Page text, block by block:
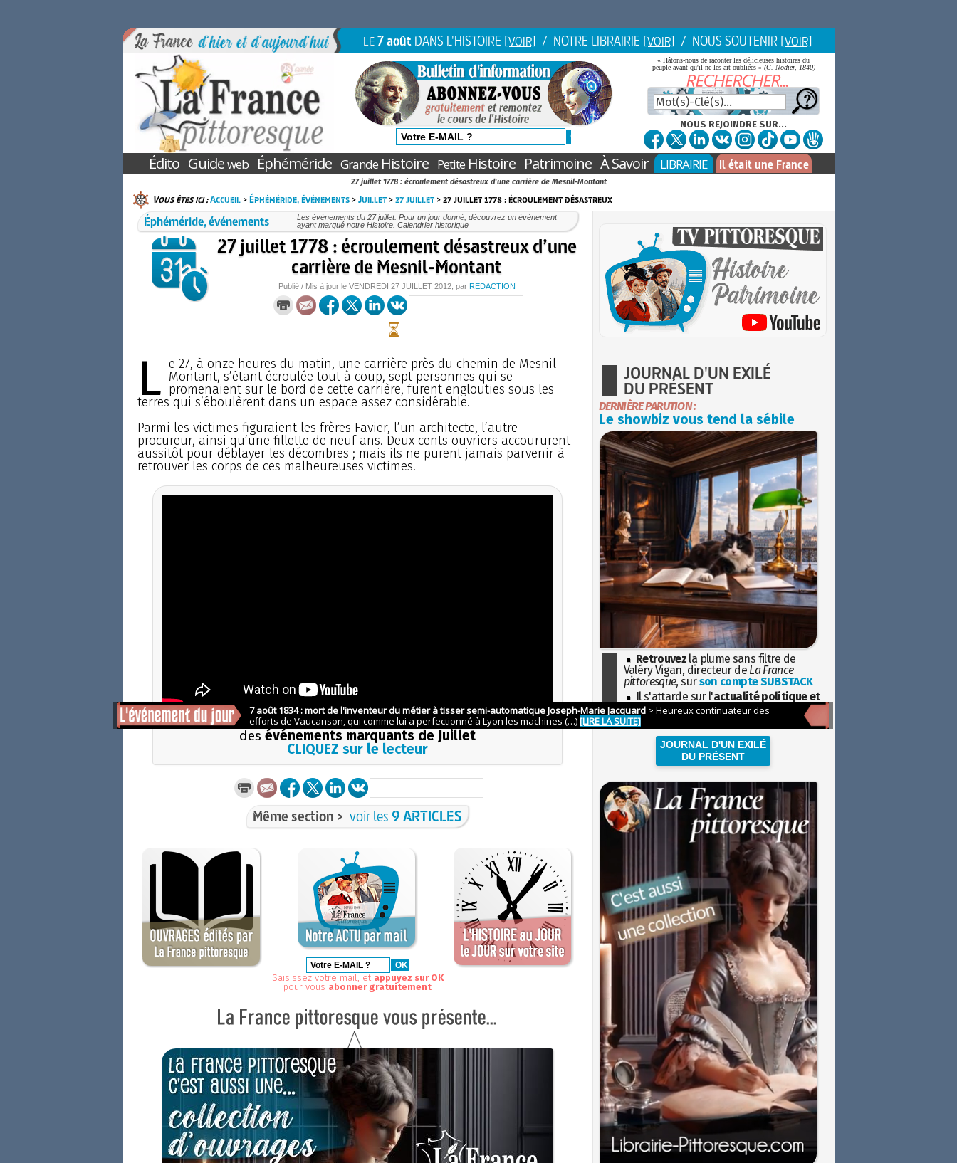
LE7 août DANS L'HISTOIRE [VOIR] / NOTRE LIBRAIRIE [VOIR] / NOUS SOUTENIR [VOIR]
« Hâtons-nous de raconter les délicieuses histoires du
peuple avant qu'il ne les ait oubliées » (C. Nodier, 1840)
NOUS REJOINDRE SUR...
Édito Guideweb Éphéméride GrandeHistoire PetiteHistoire Patrimoine À Savoir LIBRAIRIE Il était une France
27 juillet 1778 : écroulement désastreux d'une carrière de Mesnil-Montant
Vous êtes ici :Accueil>Éphéméride, événements>Juillet>27 juillet> 27 juillet 1778 : écroulement désastreux
Éphéméride, événements
Les événements du 27 juillet. Pour un jour donné, découvrez un événement
ayant marqué notre Histoire. Calendrier historique
27 juillet 1778 : écroulement désastreux d’une
carrière de Mesnil-Montant
Publié / Mis à jour le VENDREDI 27 JUILLET 2012, par REDACTION
L e 27, à onze heures du matin, une carrière près du chemin de Mesnil-
Montant, s’étant écroulée tout à coup, sept personnes qui se
promenaient sur le bord de cette carrière, furent englouties sous les
terres qui s’éboulèrent dans un espace assez considérable.
Parmi les victimes figuraient les frères Favier, l’un architecte, l’autre
procureur, ainsi qu’une fillette de neuf ans. Deux cents ouvriers accoururent
aussitôt pour déblayer les décombres ; mais ils ne purent jamais parvenir à
retrouver les corps de ces malheureuses victimes.
Pour consulter la vidéo
des événements marquants de Juillet
CLIQUEZ sur le lecteur
Même section > voir les9 ARTICLES
Saisissez votre mail, et appuyez sur OK
pour vous abonner gratuitement
JOURNAL D'UN EXILÉ
DU PRÉSENT
DERNIÈRE PARUTION :
Le showbiz vous tend la sébile
Retrouvez la plume sans filtre de
Valéry Vigan, directeur de La France
pittoresque, surson compte SUBSTACK
Il s'attarde sur l'actualité politique et
sociétaleavec la hauteur de vue de
l'Histoire
JOURNAL D'UN EXILÉ
DU PRÉSENT